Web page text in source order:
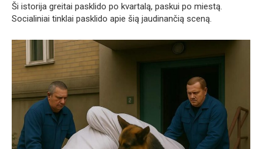
Ši istorija greitai pasklido po kvartalą, paskui po miestą.
Socialiniai tinklai pasklido apie šią jaudinančią sceną.